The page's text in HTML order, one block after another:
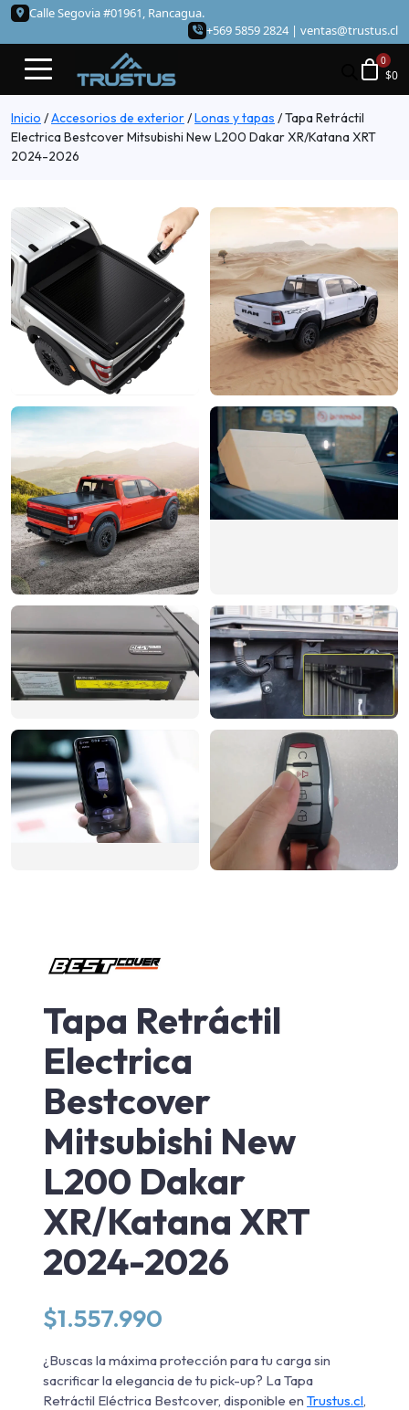
Calle Segovia #01961, Rancagua.
+569 5859 2824 | ventas@trustus.cl
$0
Inicio /Accesorios de exterior/Lonas y tapas /Tapa Retráctil
Electrica Bestcover Mitsubishi New L200 Dakar XR/Katana XRT
2024-2026
Tapa Retráctil
Electrica
Bestcover
Mitsubishi New
L200 Dakar
XR/Katana XRT
2024-2026
$1.557.990
¿Buscas la máxima protección para tu carga sin
sacrificar la elegancia de tu pick-up? La Tapa
Retráctil Eléctrica Bestcover, disponible en Trustus.cl,